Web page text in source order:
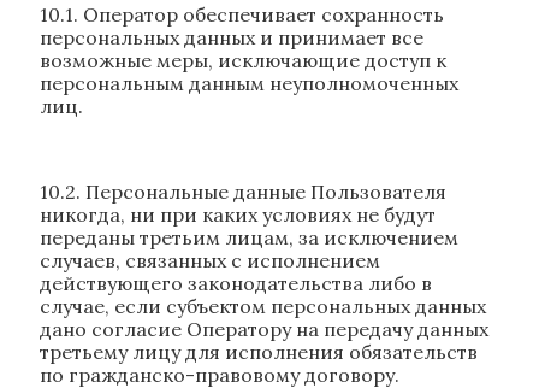
10.1. Оператор обеспечивает сохранность
персональных данных и принимает все
возможные меры, исключающие доступ к
персональным данным неуполномоченных
лиц.
10.2. Персональные данные Пользователя
никогда, ни при каких условиях не будут
переданы третьим лицам, за исключением
случаев, связанных с исполнением
действующего законодательства либо в
случае, если субъектом персональных данных
дано согласие Оператору на передачу данных
третьему лицу для исполнения обязательств
по гражданско-правовому договору.